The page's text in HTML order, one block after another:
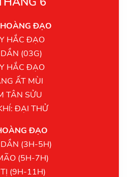
ĐẠO
HẮC ĐẠO
(03G)
HẮC ĐẠO
ẤT MÙI
TÂN SỬU
ĐẠI THỬ
ĐẠO
(3H-5H)
(5H-7H)
(9H-11H)